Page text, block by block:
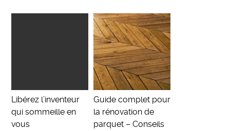
Libérez l’inventeur
qui sommeille en
vous
Guide complet pour
la rénovation de
parquet – Conseils